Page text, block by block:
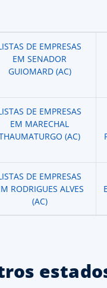
DE EMPRESAS
EM SENADOR
GUIOMARD (AC)
DE EMPRESAS
EM MARECHAL
(AC)
DE EMPRESAS
RODRIGUES ALVES
(AC)